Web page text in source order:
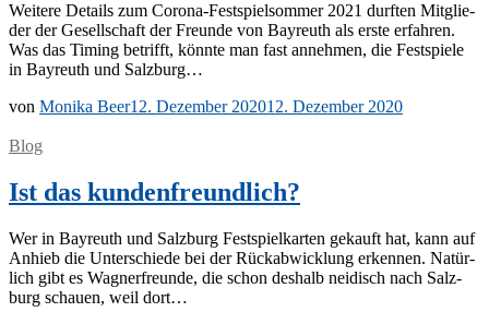
Wei­te­re De­tails zum Co­ro­­na-Fes­t­­spiel­­som­­mer 2021 durf­ten Mit­glie­
der der Ge­sell­schaft der Freun­de von Bay­reuth als ers­te er­fah­ren.
Was das Ti­ming be­trifft, könn­te man fast an­neh­men, die Fest­spie­le
in Bay­reuth und Salzburg…
von Monika Beer12. Dezember 202012. Dezember 2020
Blog
Ist das kundenfreundlich?
Wer in Bay­reuth und Salz­burg Fest­spiel­kar­ten ge­kauft hat, kann auf
An­hieb die Un­ter­schie­de bei der Rück­ab­wick­lung er­ken­nen. Na­tür­
lich gibt es Wag­ner­freun­de, die schon des­halb nei­disch nach Salz­
burg schau­en, weil dort…